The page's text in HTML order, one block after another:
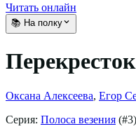
Читать онлайн
📚 На полку
Оксана Алексеева, Егор
Серия: Полоса везения (#3)